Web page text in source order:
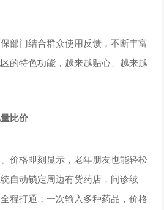
部门结合群众使用反馈，不断丰富
的特色功能，越来越贴心、越来越
比价
价格即刻显示，老年朋友也能轻松
自动锁定周边有货药店，问诊续
程打通；一次输入多种药品，价格